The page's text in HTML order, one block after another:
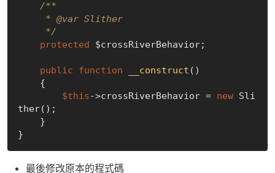
/**
     *
@var Slither
     */
protected $crossRiverBehavior;
public function __construct ()
{
$this->crossRiverBehavior = new Sli
ther();
最後修改原本的程式碼